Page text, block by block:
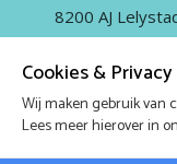
Cookies & Privacy
Wij maken gebruik van
Lees meer hierover in
8200 AJ
IN OPDRACHT